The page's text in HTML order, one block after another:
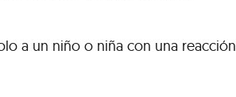
a un niño o niña con una reacción